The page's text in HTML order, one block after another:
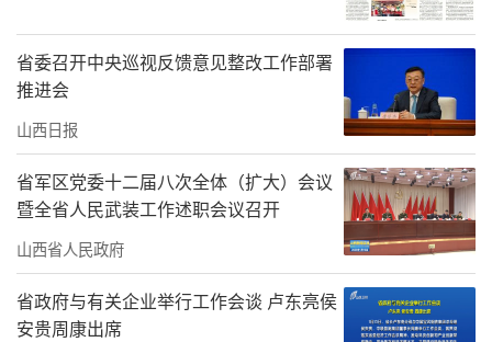
省委召开中央巡视反馈意见整改工作部署
推进会
山西日报
省军区党委十二届八次全体（扩大）会议
暨全省人民武装工作述职会议召开
山西省人民政府
省政府与有关企业举行工作会谈 卢东亮侯
安贵周康出席